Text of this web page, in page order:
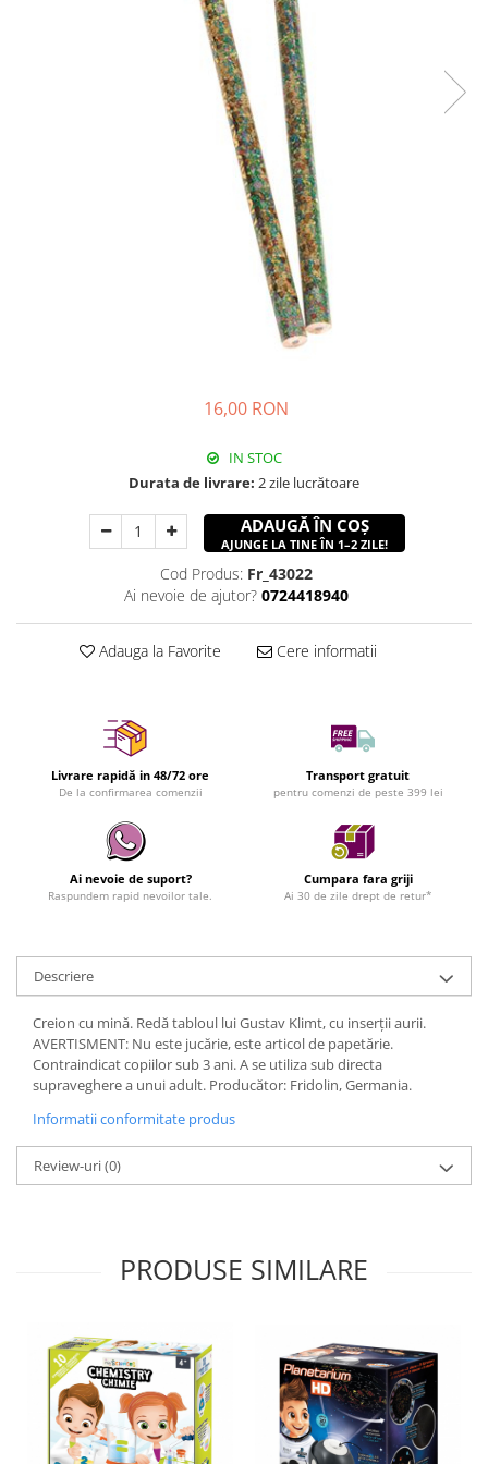
16,00 RON
IN STOC
Durata de livrare: 2 zile lucrătoare
ADAUGĂ ÎN COȘ
AJUNGE LA TINE ÎN 1–2 ZILE!
Cod Produs: Fr_43022
Ai nevoie de ajutor? 0724418940
Adauga la Favorite Cere informatii
Livrare rapidă in 48/72 ore
De la confirmarea comenzii
Transport gratuit
pentru comenzi de peste 399 lei
Ai nevoie de suport?
Raspundem rapid nevoilor tale.
Cumpara fara griji
Ai 30 de zile drept de retur*
Descriere
Creion cu mină. Redă tabloul lui Gustav Klimt, cu inserții aurii.
AVERTISMENT: Nu este jucărie, este articol de papetărie.
Contraindicat copiilor sub 3 ani. A se utiliza sub directa
supraveghere a unui adult. Producător: Fridolin, Germania.
Informatii conformitate produs
Review-uri(0)
PRODUSE SIMILARE